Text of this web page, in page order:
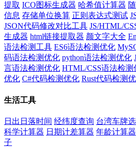
提取 ICO图标生成器 哈希值计算器
信息 存储单位换算 正则表达式测试
JSON代码修改对比工具 JS/HTML/
生成器 html链接提取器 颜文字大全
语法检测工具 ES6语法检测优化
码语法检测优化 python语法检测优化
言语法检测优化 HTML/CSS语法检测
优化 C#代码检测优化 Rust代码检测
生活工具
日出日落时间 经纬度查询 台湾车牌
科学计算器 日期计差算器 年龄计算器
子